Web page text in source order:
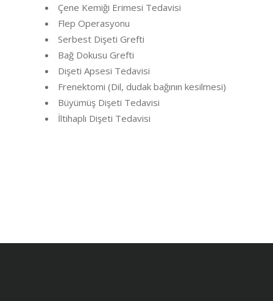
Çene Kemiği Erimesi Tedavisi
Flep Operasyonu
Serbest Dişeti Grefti
Bağ Dokusu Grefti
Dişeti Apsesi Tedavisi
Frenektomi (Dil, dudak bağının kesilmesi)
Büyümüş Dişeti Tedavisi
İltihaplı Dişeti Tedavisi